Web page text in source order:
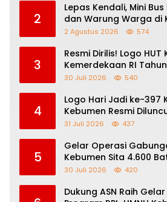
2
Lepas Kendali, Mini
dan Warung Warga di
Satu Orang Terluka
2 Agustus 2026 574
3
Resmi Dirilis! Logo HUT
Kemerdekaan RI
Diunduh, Ini Link,
30 Juli 2026 540
4
Logo Hari Jadi ke-397
Kebumen Resmi
dan Makna di Balik
31 Juli 2026 437
5
Gelar Operasi
Kebumen Sita 4.600
dari Jasa Ekspedisi
30 Juli 2026 420
Dukung ASN Raih